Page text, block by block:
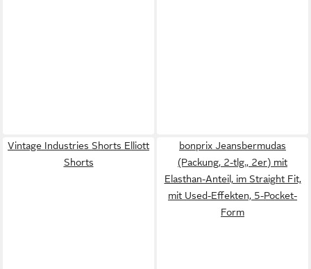
Vintage Industries Shorts Elliott
Shorts
bonprix Jeansbermudas
(Packung, 2-tlg., 2er) mit
Elasthan-Anteil, im Straight Fit,
mit Used-Effekten, 5-Pocket-
Form